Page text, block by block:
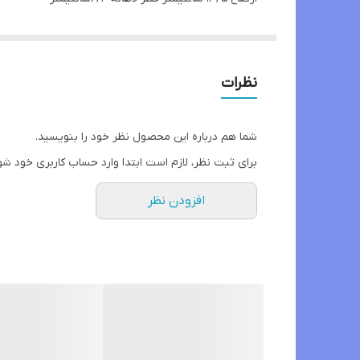
نظرات
شما هم درباره این محصول نظر خود را بنویسید.
برای ثبت نظر، لازم است ابتدا وارد حساب کاربری خود
افزودن نظر